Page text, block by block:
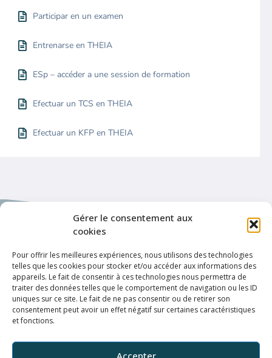
Gérer le consentement aux
cookies
Pour offrir les meilleures expériences, nous utilisons des technologies
telles que les cookies pour stocker et/ou accéder aux informations des
appareils. Le fait de consentir à ces technologies nous permettra de
traiter des données telles que le comportement de navigation ou les ID
uniques sur ce site. Le fait de ne pas consentir ou de retirer son
consentement peut avoir un effet négatif sur certaines caractéristiques
et fonctions.
Accepter
Participar en un examen
Entrenarse en THEIA
ESp – accéder a une session de formation
Efectuar un TCS en THEIA
Efectuar un KFP en THEIA
Enlaces de interés
Política de privacidad
Condiciones de uso